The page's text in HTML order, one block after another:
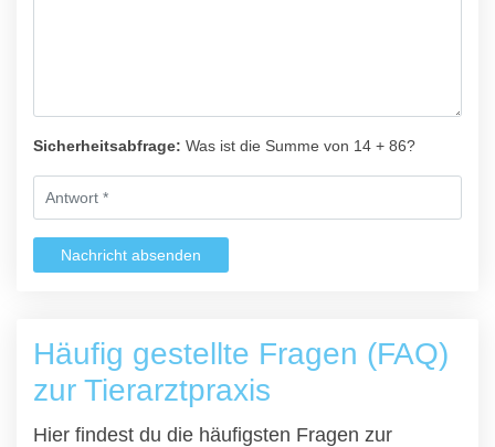
Sicherheitsabfrage: Was ist die Summe von 14 + 86?
Nachricht absenden
Häufig gestellte Fragen (FAQ)
zur Tierarztpraxis
Hier findest du die häufigsten Fragen zur